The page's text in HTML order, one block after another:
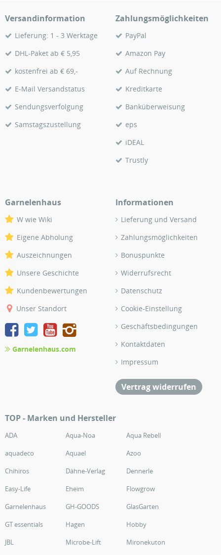
Versandinformation
Lieferung: 1 - 3 Werktage
DHL-Paket ab € 5,95
kostenfrei ab € 69,-
E-Mail Versandstatus
Sendungsverfolgung
Samstagszustellung
Zahlungsmöglichkeiten
PayPal
Amazon Pay
Auf Rechnung
Kreditkarte
Banküberweisung
eps
iDEAL
Trustly
Garnelenhaus
W wie Wiki
Eigene Abholung
Auszeichnungen
Unsere Geschichte
Kundenbewertungen
Unser Standort
Garnelenhaus.com
Informationen
Lieferung und Versand
Zahlungsmöglichkeiten
Bonuspunkte
Widerrufsrecht
Datenschutz
Cookie-Einstellung
Geschäftsbedingungen
Kontaktdaten
Impressum
Vertrag widerrufen
TOP - Marken und Hersteller
ADA Aqua-Noa
Aqua Rebell
aquadeco
Aquael
Azoo
Chihiros
Dähne-Verlag
Dennerle
Easy-Life
Eheim
Flowgrow
Garnelenhaus
GH-GOODS
GlasGarten
GT essentials
Hagen
Hobby
JBL
Microbe-Lift
Mironekuton